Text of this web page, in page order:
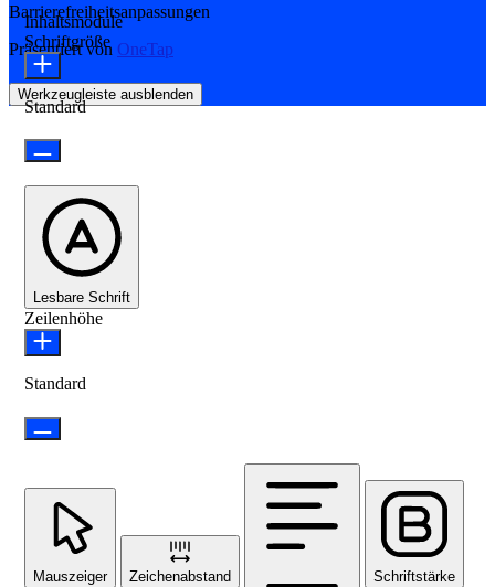
Barrierefreiheitsanpassungen
Präsentiert von OneTap
Werkzeugleiste ausblenden
Inhaltsmodule
Schriftgröße
Standard
Lesbare Schrift
Zeilenhöhe
Standard
Mauszeiger Zeichenabstand Schriftstärke